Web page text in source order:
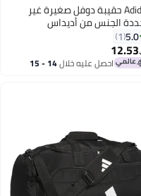
Adidas حقيبة دوفل صغيرة غير
الجنس من أديداس
5.0
1
12.53
احصل عليه خلال 14 - 15